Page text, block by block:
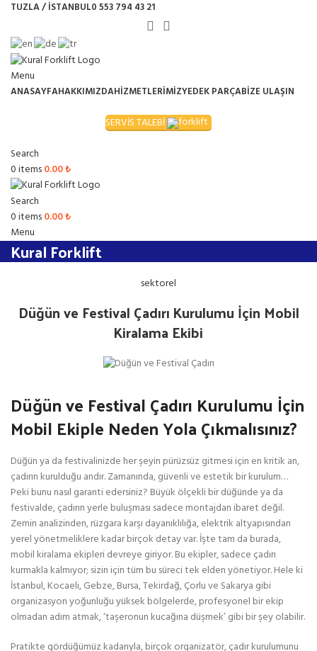
TUZLA / İSTANBUL0 553 794 43 21
Menu
ANASAYFAHAKKIMIZDAHİZMETLERİMİZYEDEK PARÇABİZE ULAŞIN
SERVİS TALEBİ
Search
0items0.00₺
Search
0items0.00₺
Menu
Kural Forklift
sektorel
Düğün ve Festival Çadırı Kurulumu İçin Mobil
Kiralama Ekibi
Düğün ve Festival Çadırı Kurulumu İçin
Mobil Ekiple Neden Yola Çıkmalısınız?
Düğün ya da festivalinizde her şeyin pürüzsüz gitmesi için en kritik an,
çadırın kurulduğu andır. Zamanında, güvenli ve estetik bir kurulum…
Peki bunu nasıl garanti edersiniz? Büyük ölçekli bir düğünde ya da
festivalde, çadırın yerle buluşması sadece montajdan ibaret değil.
Zemin analizinden, rüzgara karşı dayanıklılığa, elektrik altyapısından
yerel yönetmeliklere kadar birçok detay var. İşte tam da burada,
mobil kiralama ekipleri devreye giriyor. Bu ekipler, sadece çadırı
kurmakla kalmıyor; sizin için tüm bu süreci tek elden yönetiyor. Hele ki
İstanbul, Kocaeli, Gebze, Bursa, Tekirdağ, Çorlu ve Sakarya gibi
organizasyon yoğunluğu yüksek bölgelerde, profesyonel bir ekip
olmadan adım atmak, ‘taşeronun kucağına düşmek’ gibi bir şey olabilir.
Pratikte gördüğümüz kadarıyla, birçok organizatör, çadır kurulumunu